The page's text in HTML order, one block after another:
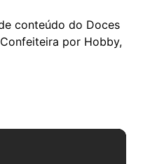
conteúdo do Doces
por Hobby,